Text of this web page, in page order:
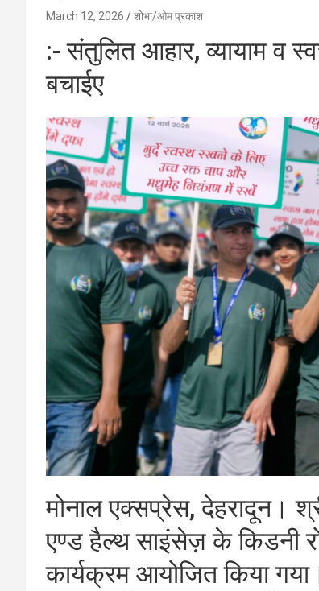
March 12, 2026 शोभा/ओम प्रकाश
:- संतुलित आहार, व्यायाम व
बचाईए
मोनाल एक्सप्रेस, देहरादून।
एण्ड हैल्थ साइंसेज़ के किडनी
कार्यक्रम आयोजित किया